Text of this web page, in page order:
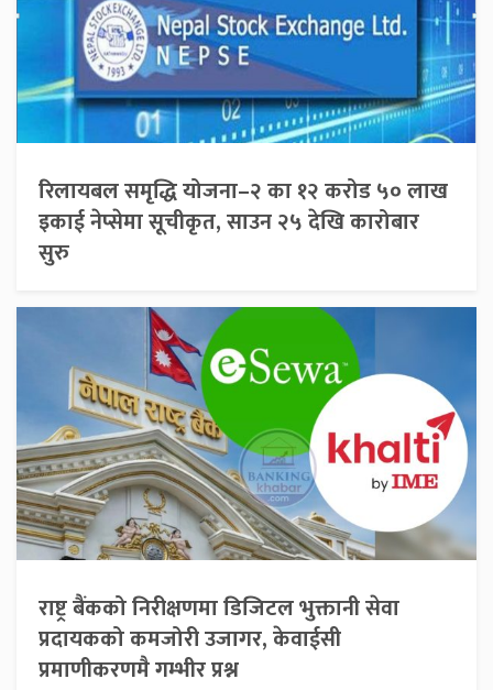
रिलायबल समृद्धि योजना–२ का १२ करोड ५० लाख
इकाई नेप्सेमा सूचीकृत, साउन २५ देखि कारोबार
सुरु
राष्ट्र बैंकको निरीक्षणमा डिजिटल भुक्तानी सेवा
प्रदायकको कमजोरी उजागर, केवाईसी
प्रमाणीकरणमै गम्भीर प्रश्न